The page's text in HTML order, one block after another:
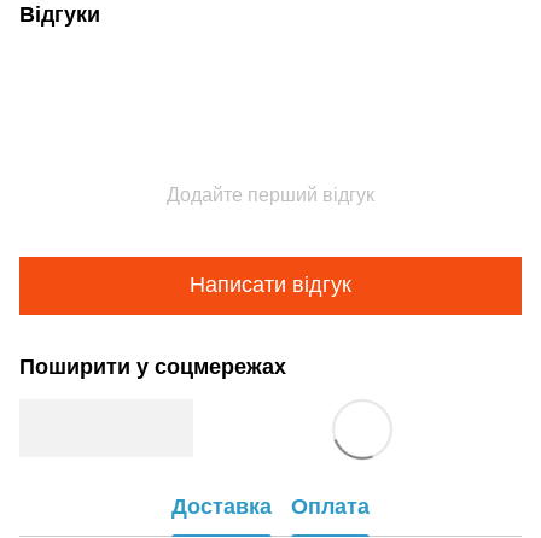
Відгуки
Додайте перший відгук
Написати відгук
Поширити у соцмережах
Доставка Оплата